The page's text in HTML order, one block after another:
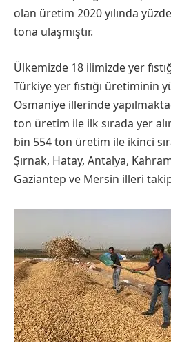
olan üretim 2020 yılında
tona ulaşmıştır.
Ülkemizde 18 ilimizde yer
Türkiye yer fıstığı üretiminin
Osmaniye illerinde
ton üretim ile ilk sırada yer
bin 554 ton üretim ile ikinci
Şırnak, Hatay, Antalya,
Gaziantep ve Mersin illeri